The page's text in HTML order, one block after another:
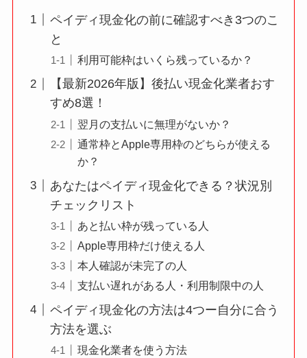
ペイディ現金化の前に確認すべき3つのこ
と
利用可能枠はいくら残っているか？
【最新2026年版】後払い現金化業者おす
すめ8選！
翌月の支払いに無理がないか？
通常枠とApple専用枠のどちらが使える
か？
あなたはペイディ現金化できる？状況別
チェックリスト
あと払い枠が残っている人
Apple専用枠だけ使える人
本人確認が未完了の人
支払い遅れがある人・利用制限中の人
ペイディ現金化の方法は4つー自分に合う
方法を選ぶ
現金化業者を使う方法